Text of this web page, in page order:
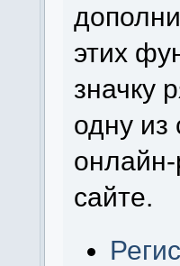
этих
значку
одну из
сайте.